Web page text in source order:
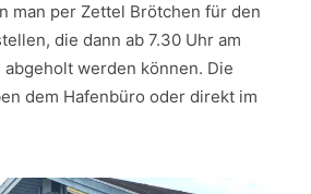
man per Zettel Brötchen für den
die dann ab 7.30 Uhr am
werden können. Die
dem Hafenbüro oder direkt im